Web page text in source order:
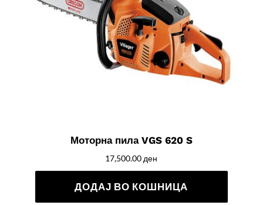
Моторна пила VGS 620 S
17,500.00 ден
ДОДАЈ ВО КОШНИЦА